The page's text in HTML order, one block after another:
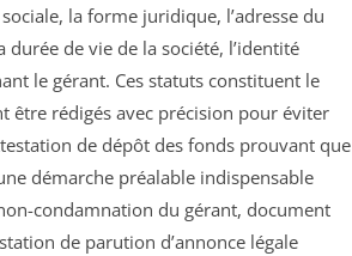
la forme juridique, l’adresse du
de vie de la société, l’identité
le gérant. Ces statuts constituent le
être rédigés avec précision pour éviter
de dépôt des fonds prouvant que
démarche préalable indispensable
condamnation du gérant, document
de parution d’annonce légale